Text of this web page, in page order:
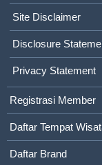
Site Disclaimer
Disclosure
Privacy Statement
Registrasi Member
Daftar Tempat
Daftar Brand